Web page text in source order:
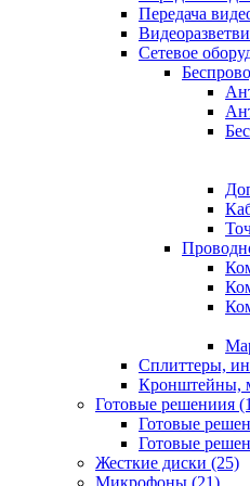
Передача
Сетевое
Сплиттеры,
Кронштейны,
Готовые решениия
Готовые
Готовые
Жесткие диски (25)
Микрофоны (21)